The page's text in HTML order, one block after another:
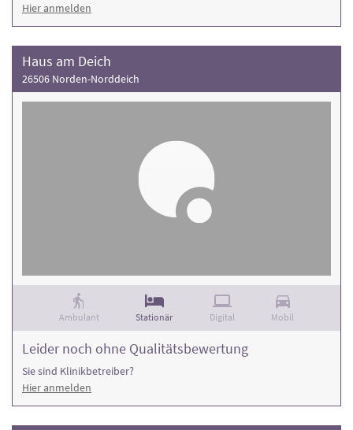
Hier anmelden
Haus am Deich
26506 Norden-Norddeich
Ambulant Stationär Digital Mobil
Leider noch ohne Qualitätsbewertung
Sie sind Klinikbetreiber?
Hier anmelden